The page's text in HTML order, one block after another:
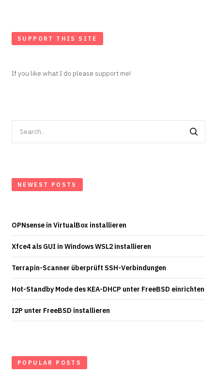
SUPPORT THIS SITE
If you like what I do please support me!
for:
NEWEST POSTS
OPNsense in VirtualBox installieren
Xfce4 als GUI in Windows WSL2 installieren
Terrapin-Scanner überprüft SSH-Verbindungen
Hot-Standby Mode des KEA-DHCP unter FreeBSD einrichten
I2P unter FreeBSD installieren
POPULAR POSTS